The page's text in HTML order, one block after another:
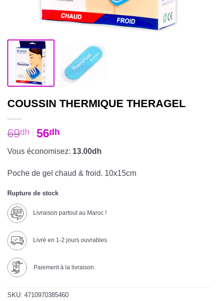
COUSSIN THERMIQUE THERAGEL
69dh 56dh
Vous économisez: 13.00dh
Poche de gel chaud & froid. 10x15cm
Rupture de stock
Livraison partout au Maroc !
Livré en 1-2 jours ouvrables
Paiement à la livraison.
SKU: 4710970385460